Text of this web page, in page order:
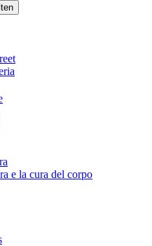
e la cura del corpo